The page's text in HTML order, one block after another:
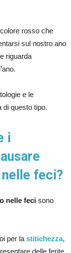
rosso che
sul nostro ano
riguarda
e le
di questo tipo.
i
feci?
nelle feci sono
per la stitichezza,
delle ferite